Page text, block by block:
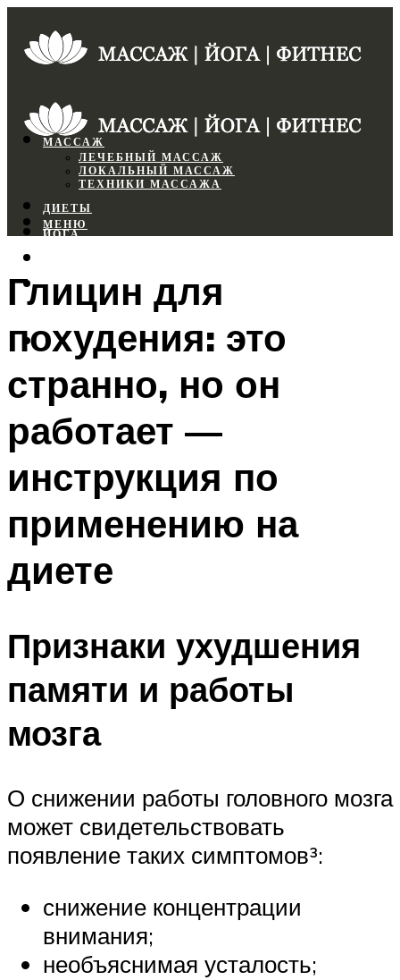
МАССАЖ
ЛЕЧЕБНЫЙ МАССАЖ
ЛОКАЛЬНЫЙ МАССАЖ
ТЕХНИКИ МАССАЖА
ДИЕТЫ
ЙОГА
ФИТНЕС
МЕНЮ
МЕНЮ
Глицин для
похудения: это
странно, но он
работает —
инструкция по
применению на
диете
Признаки ухудшения
памяти и работы
мозга
О снижении работы головного мозга
может свидетельствовать
появление таких симптомов³:
снижение концентрации
внимания;
необъяснимая усталость;